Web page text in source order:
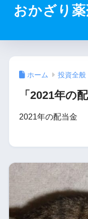
おかざり
ホーム 投資全般
「2021年の
2021年の配当金